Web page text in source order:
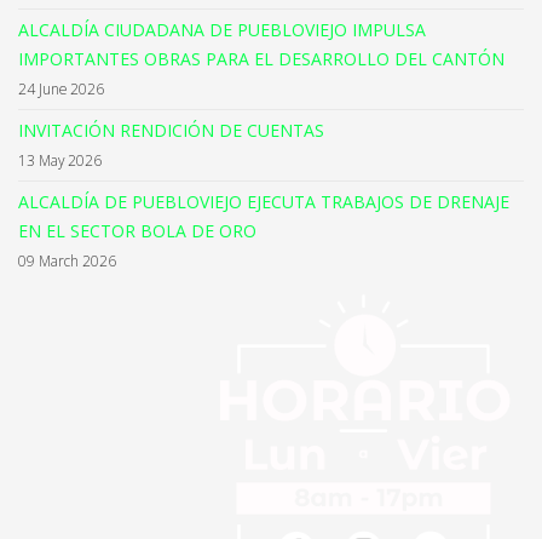
ALCALDÍA CIUDADANA DE PUEBLOVIEJO IMPULSA
IMPORTANTES OBRAS PARA EL DESARROLLO DEL CANTÓN
24 June 2026
INVITACIÓN RENDICIÓN DE CUENTAS
13 May 2026
ALCALDÍA DE PUEBLOVIEJO EJECUTA TRABAJOS DE DRENAJE
EN EL SECTOR BOLA DE ORO
09 March 2026